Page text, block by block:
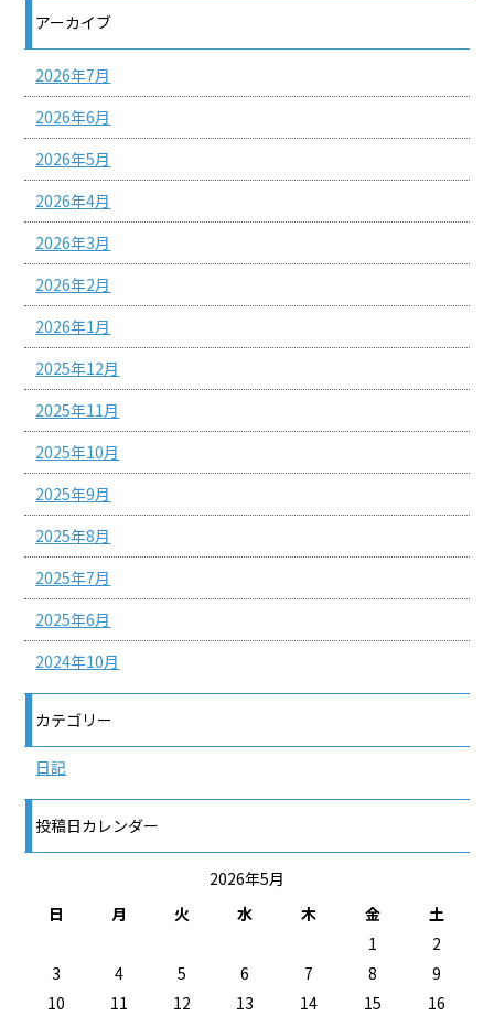
アーカイブ
2026年7月
2026年6月
2026年5月
2026年4月
2026年3月
2026年2月
2026年1月
2025年12月
2025年11月
2025年10月
2025年9月
2025年8月
2025年7月
2025年6月
2024年10月
カテゴリー
日記
投稿日カレンダー
2026年5月
日
月 火 水 木 金
土
1
2
3
4 5 6 7 8
9
10
11 12 13 14 15
16